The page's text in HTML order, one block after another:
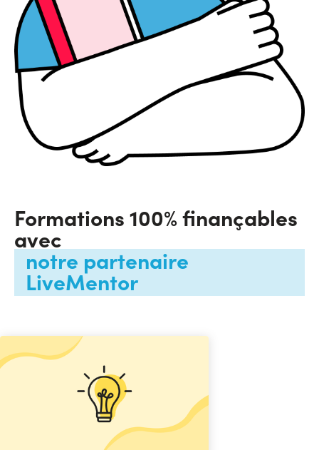
Formations 100% finançables
avec
notre partenaire
LiveMentor